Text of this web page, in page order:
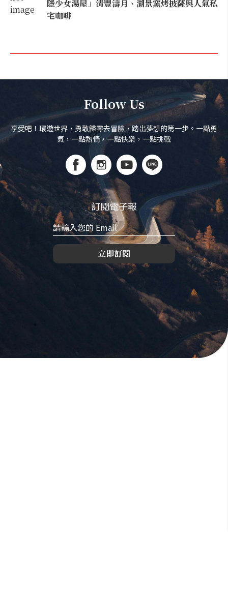
隱少女湯屋」清豐濤月、湖景窯烤披薩與人氣私
宅咖啡
Follow Us
享受吧！環遊世界，勇敢歸零去冒險，踏出夢想的第一步。一點勇
氣，一點熱情，一點快樂，一點挑戰
訂閱電子報
立即訂閱